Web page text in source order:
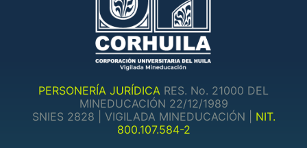
PERSONERÍA JURÍDICA RES. No. 21000 DEL
MINEDUCACIÓN 22/12/1989
SNIES 2828 | VIGILADA MINEDUCACIÓN | NIT.
800.107.584-2